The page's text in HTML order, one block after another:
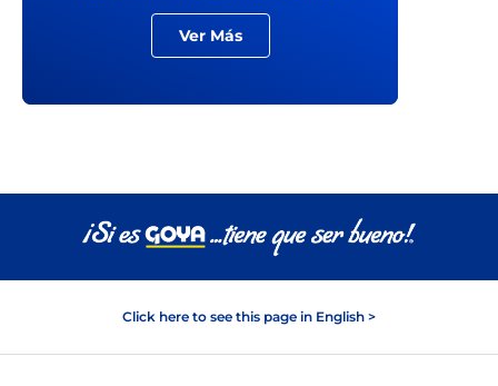
Ver Más
Click here to see this page in English >